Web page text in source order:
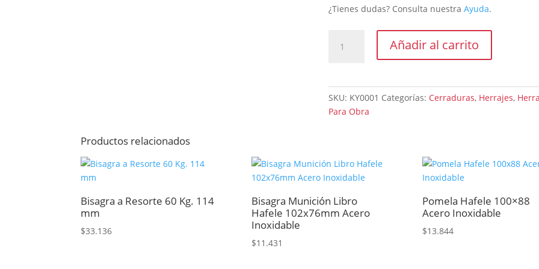
¿Tienes dudas? Consulta nuestraAyuda.
Exterior
23x240mm
Añadir al carrito
SKU: KY0001 Categorías: Cerraduras, Herrajes,
Para Obra
Productos relacionados
Bisagra a Resorte 60 Kg. 114
mm
$33.136
Bisagra Munición Libro
Hafele 102x76mm Acero
Inoxidable
$11.431
Pomela Hafele 100×88
Acero Inoxidable
$13.844